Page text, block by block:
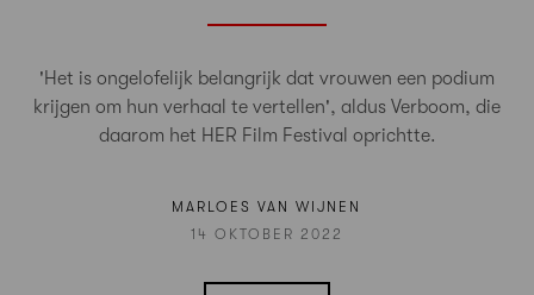
'Het is ongelofelijk belangrijk dat vrouwen een podium
krijgen om hun verhaal te vertellen', aldus Verboom, die
daarom het HER Film Festival oprichtte.
MARLOES VAN WIJNEN
14 OKTOBER 2022